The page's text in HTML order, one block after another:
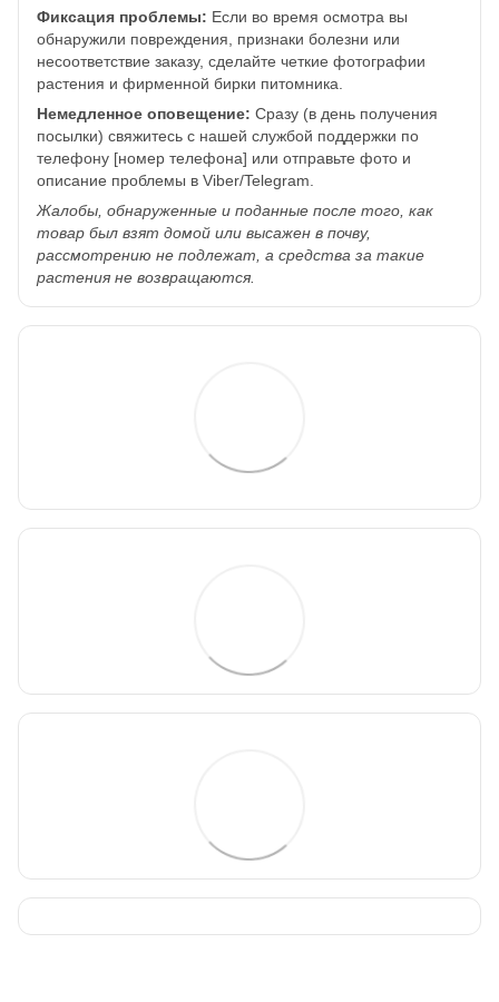
Фиксация проблемы: Если во время осмотра вы
обнаружили повреждения, признаки болезни или
несоответствие заказу, сделайте четкие фотографии
растения и фирменной бирки питомника.
Немедленное оповещение: Сразу (в день получения
посылки) свяжитесь с нашей службой поддержки по
телефону [номер телефона] или отправьте фото и
описание проблемы в Viber/Telegram.
Жалобы, обнаруженные и поданные после того, как
товар был взят домой или высажен в почву,
рассмотрению не подлежат, а средства за такие
растения не возвращаются.